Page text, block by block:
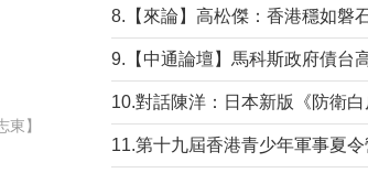
東】
11.第十九屆香港青少年軍事夏